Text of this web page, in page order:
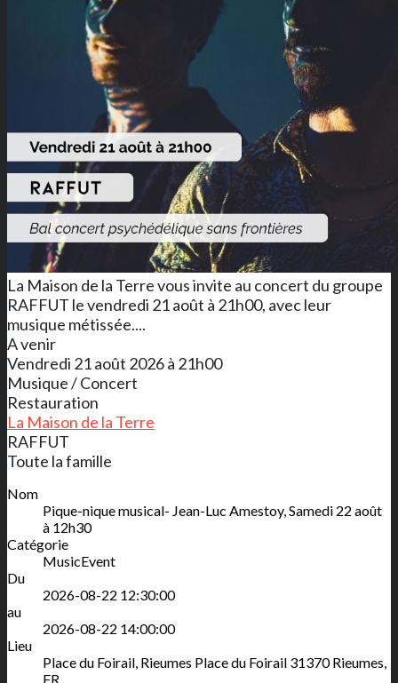
La Maison de la Terre vous invite au concert du groupe
RAFFUT le vendredi 21 août à 21h00, avec leur
musique métissée....
A venir
Vendredi 21 août 2026 à 21h00
Musique / Concert
Restauration
La Maison de la Terre
RAFFUT
Toute la famille
Nom
Pique-nique musical- Jean-Luc Amestoy, Samedi 22 août
à 12h30
Catégorie
MusicEvent
Du
2026-08-22 12:30:00
au
2026-08-22 14:00:00
Lieu
Place du Foirail, Rieumes Place du Foirail 31370 Rieumes,
FR